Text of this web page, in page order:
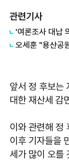
관련기사
앞서 정 후보는
대한 재산세 감
이와 관련해 정
이후 기자들을
세가 많이 오를